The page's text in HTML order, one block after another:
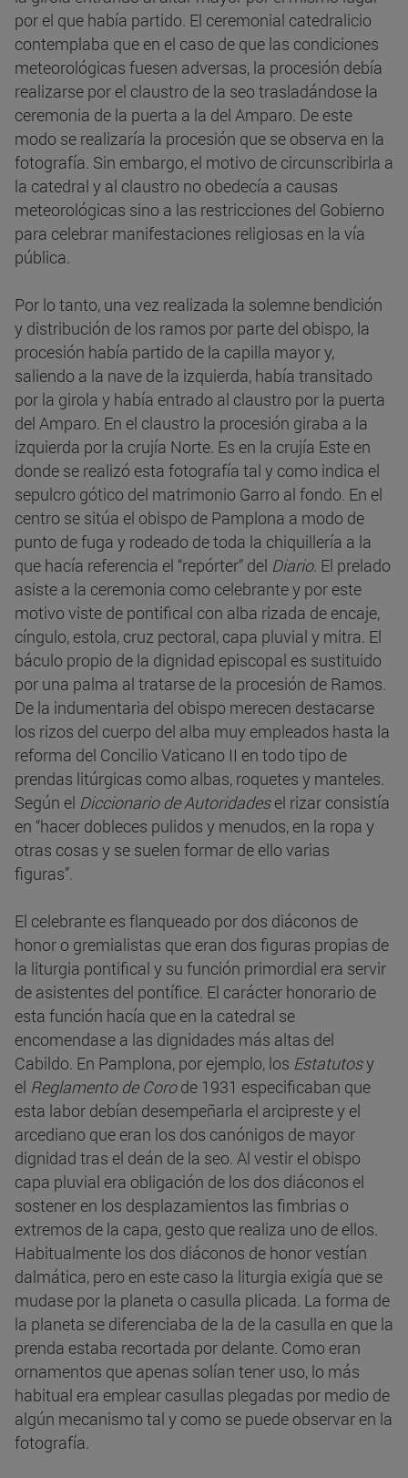
por el que había partido. El ceremonial catedralicio
contemplaba que en el caso de que las condiciones
meteorológicas fuesen adversas, la procesión debía
realizarse por el claustro de la seo trasladándose la
ceremonia de la puerta a la del Amparo. De este
modo se realizaría la procesión que se observa en la
fotografía. Sin embargo, el motivo de circunscribirla a
la catedral y al claustro no obedecía a causas
meteorológicas sino a las restricciones del Gobierno
para celebrar manifestaciones religiosas en la vía
pública.
Por lo tanto, una vez realizada la solemne bendición
y distribución de los ramos por parte del obispo, la
procesión había partido de la capilla mayor y,
saliendo a la nave de la izquierda, había transitado
por la girola y había entrado al claustro por la puerta
del Amparo. En el claustro la procesión giraba a la
izquierda por la crujía Norte. Es en la crujía Este en
donde se realizó esta fotografía tal y como indica el
sepulcro gótico del matrimonio Garro al fondo. En el
centro se sitúa el obispo de Pamplona a modo de
punto de fuga y rodeado de toda la chiquillería a la
que hacía referencia el “repórter” del Diario. El prelado
asiste a la ceremonia como celebrante y por este
motivo viste de pontifical con alba rizada de encaje,
cíngulo, estola, cruz pectoral, capa pluvial y mitra. El
báculo propio de la dignidad episcopal es sustituido
por una palma al tratarse de la procesión de Ramos.
De la indumentaria del obispo merecen destacarse
los rizos del cuerpo del alba muy empleados hasta la
reforma del Concilio Vaticano II en todo tipo de
prendas litúrgicas como albas, roquetes y manteles.
Según el Diccionario de Autoridadesel rizar consistía
en “hacer dobleces pulidos y menudos, en la ropa y
otras cosas y se suelen formar de ello varias
figuras”.
El celebrante es flanqueado por dos diáconos de
honor o gremialistas que eran dos figuras propias de
la liturgia pontifical y su función primordial era servir
de asistentes del pontífice. El carácter honorario de
esta función hacía que en la catedral se
encomendase a las dignidades más altas del
Cabildo. En Pamplona, por ejemplo, los Estatutosy
el Reglamento de Corode 1931 especificaban que
esta labor debían desempeñarla el arcipreste y el
arcediano que eran los dos canónigos de mayor
dignidad tras el deán de la seo. Al vestir el obispo
capa pluvial era obligación de los dos diáconos el
sostener en los desplazamientos las fimbrias o
extremos de la capa, gesto que realiza uno de ellos.
Habitualmente los dos diáconos de honor vestían
dalmática, pero en este caso la liturgia exigía que se
mudase por la planeta o casulla plicada. La forma de
la planeta se diferenciaba de la de la casulla en que la
prenda estaba recortada por delante. Como eran
ornamentos que apenas solían tener uso, lo más
habitual era emplear casullas plegadas por medio de
algún mecanismo tal y como se puede observar en la
fotografía.